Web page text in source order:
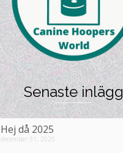
Senaste inlägg
Hej då 2025
december 31, 2025